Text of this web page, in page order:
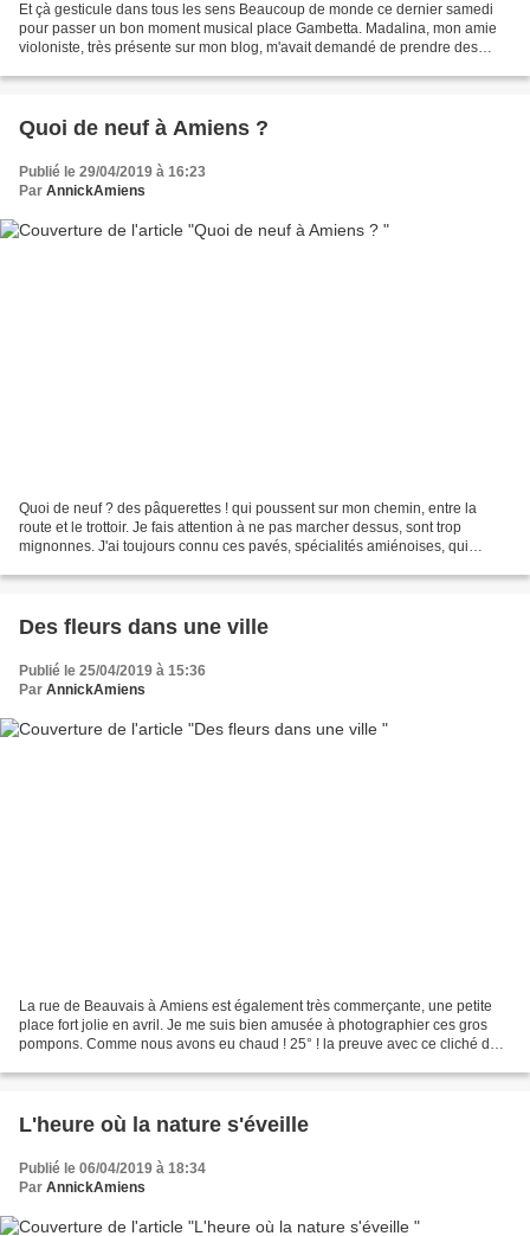
Et çà gesticule dans tous les sens Beaucoup de monde ce dernier samedi
pour passer un bon moment musical place Gambetta. Madalina, mon amie
violoniste, très présente sur mon blog, m'avait demandé de prendre des
Quoi de neuf à Amiens ?
Publié le 29/04/2019 à 16:23
Par AnnickAmiens
Quoi de neuf ? des pâquerettes ! qui poussent sur mon chemin, entre la
route et le trottoir. Je fais attention à ne pas marcher dessus, sont trop
mignonnes. J'ai toujours connu ces pavés, spécialités amiénoises, qui
Des fleurs dans une ville
Publié le 25/04/2019 à 15:36
Par AnnickAmiens
La rue de Beauvais à Amiens est également très commerçante, une petite
place fort jolie en avril. Je me suis bien amusée à photographier ces gros
pompons. Comme nous avons eu chaud ! 25° ! la preuve avec ce cliché de
L'heure où la nature s'éveille
Publié le 06/04/2019 à 18:34
Par AnnickAmiens